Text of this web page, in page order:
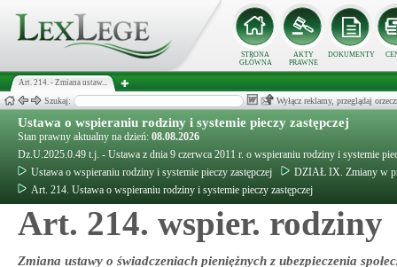
STRONA
GŁÓWNA
AKTY
PRAWNE
DOKUMENTY
Art. 214. - Zmiana ustaw...
Szukaj: Wyłącz reklamy, przeglądaj
Ustawa o wspieraniu rodziny i systemie pieczy zastępczej
Stan prawny aktualny na dzień: 08.08.2026
Dz.U.2025.0.49 t.j. - Ustawa z dnia 9 czerwca 2011 r. o wspieraniu rodziny i systemie
Ustawa o wspieraniu rodziny i systemie pieczy zastępczej
DZIAŁ IX. Zmiany w
Art. 214. Ustawa o wspieraniu rodziny i systemie pieczy zastępczej
Art. 214. wspier. rodziny
Zmiana ustawy o świadczeniach pieniężnych z ubezpieczenia